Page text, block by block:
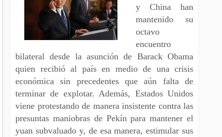
y China han
mantenido su
octavo
encuentro
bilateral desde la asunción de Barack Obama
quien recibió al país en medio de una crisis
económica sin precedentes que aún falta de
terminar de explotar. Además, Estados Unidos
viene protestando de manera insistente contra las
presuntas maniobras de Pekín para mantener el
yuan subvaluado y, de esa manera, estimular sus